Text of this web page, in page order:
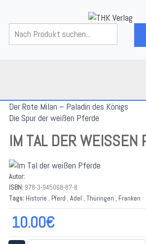
Der Rote Milan – Paladin des Königs
Die Spur der weißen Pferde
IM TAL DER WEISSEN
Autor:
ISBN: 978-3-945068-87-8
Tags: Historie , Pferd , Adel , Thüringen , Franken
10.00€